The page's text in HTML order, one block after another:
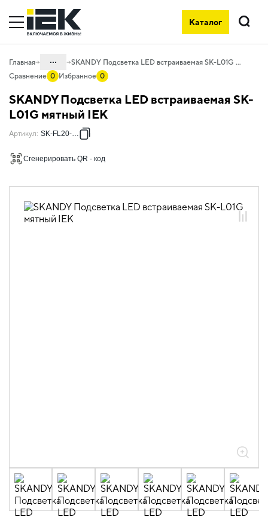
Каталог
Поиск
Главная ...
06. Изделия электроустановочные,
удлинители и силовые разъемы
06.01 Электроустановочные изделия
06.01.02 Электроустановочные
06.01.02.10 ЭУИ SKANDY мятный
SKANDY Подсветка LED встраиваемая SK-L01G мятный IEK
Сравнение 0 Избранное 0
SKANDY Подсветка LED встраиваемая SK-
L01G мятный IEK
Артикул: SK-FL20-K06
Сгенерировать QR - код